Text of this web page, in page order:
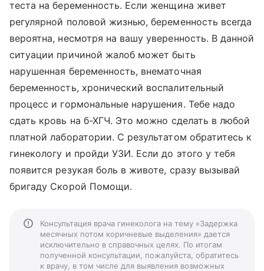
теста на беременность. Если женщина живет
регулярной половой жизнью, беременность всегда
вероятна, несмотря на вашу уверенность. В данной
ситуации причиной жалоб может быть
нарушенная беременность, внематочная
беременность, хронический воспалительный
процесс и гормональные нарушения. Тебе надо
сдать кровь на б-ХГЧ. Это можно сделать в любой
платной лаборатории. С результатом обратитесь к
гинекологу и пройди УЗИ. Если до этого у тебя
появится резукая боль в животе, сразу вызывай
бригаду Скорой Помощи.
Консультация врача гинеколога на тему «Задержка
месячных потом коричневые выделения» дается
исключительно в справочных целях. По итогам
полученной консультации, пожалуйста, обратитесь
к врачу, в том числе для выявления возможных